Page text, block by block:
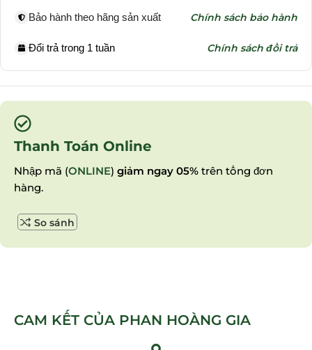
Bảo hành theo hãng sản xuất Chính sách bảo hành
Đổi trả trong 1 tuần Chính sách đổi trả
Thanh Toán Online
Nhập mã (ONLINE) giảm ngay 05% trên tổng đơn
hàng.
So sánh
CAM KẾT CỦA PHAN HOÀNG GIA